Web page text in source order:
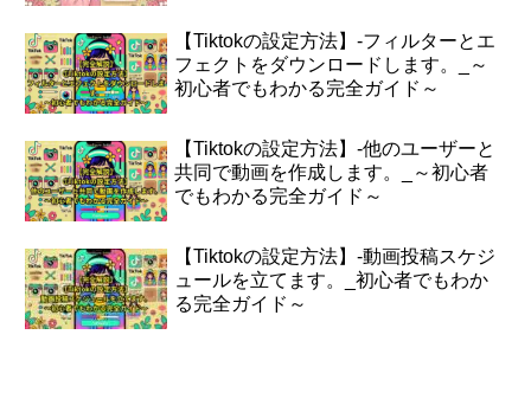
【Tiktokの設定方法】-フィルターとエ
フェクトをダウンロードします。_～
初心者でもわかる完全ガイド～
【Tiktokの設定方法】-他のユーザーと
共同で動画を作成します。_～初心者
でもわかる完全ガイド～
【Tiktokの設定方法】-動画投稿スケジ
ュールを立てます。_初心者でもわか
る完全ガイド～